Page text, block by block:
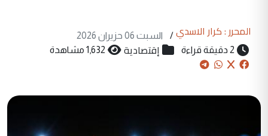
المحرر : كرار الاسدي /
السبت 06 حزيران 2026
2 دقيقة قراءة
إقتصادية 1,632 مشاهدة